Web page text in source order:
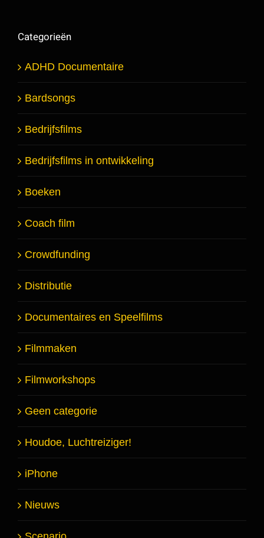
Categorieën
ADHD Documentaire
Bardsongs
Bedrijfsfilms
Bedrijfsfilms in ontwikkeling
Boeken
Coach film
Crowdfunding
Distributie
Documentaires en Speelfilms
Filmmaken
Filmworkshops
Geen categorie
Houdoe, Luchtreiziger!
iPhone
Nieuws